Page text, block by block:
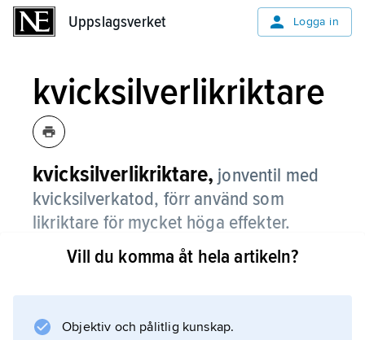
Uppslagsverket Logga in
kvicksilverlikriktare
kvicksilverlikriktare, jonventil med
kvicksilverkatod, förr använd som
likriktare för mycket höga effekter.
Se ävenVill du komma åt hela artikeln?
Objektiv och pålitlig kunskap.